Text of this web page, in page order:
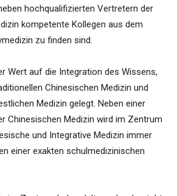
hochqualifizierten Vertretern der
kompetente Kollegen aus dem
zu finden sind.
Wert auf die Integration des Wissens,
Chinesischen Medizin und
Medizin gelegt. Neben einer
Chinesischen Medizin wird im Zentrum
und Integrative Medizin immer
einer exakten schulmedizinischen